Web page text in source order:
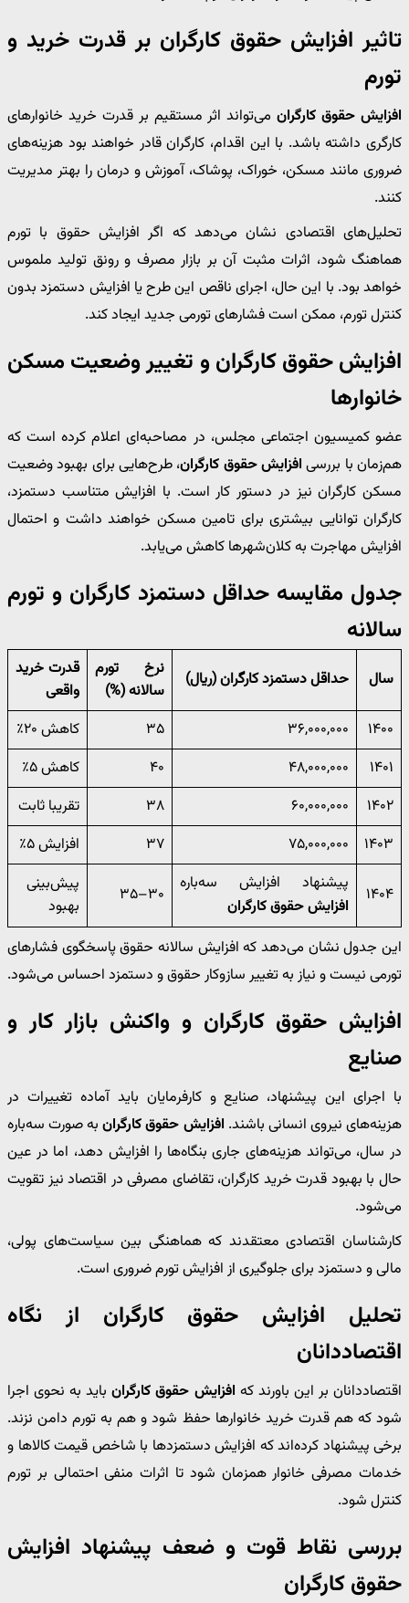
تاثیر افزایش حقوق کارگران بر قدرت خرید و
تورم
افزایش حقوق کارگرانمی‌تواند اثر مستقیم بر قدرت خرید خانوارهای
کارگری داشته باشد. با این اقدام، کارگران قادر خواهند بود هزینه‌های
ضروری مانند مسکن، خوراک، پوشاک، آموزش و درمان را بهتر مدیریت
کنند.
تحلیل‌های اقتصادی نشان می‌دهد که اگر افزایش حقوق با تورم
هماهنگ شود، اثرات مثبت آن بر بازار مصرف و رونق تولید ملموس
خواهد بود. با این حال، اجرای ناقص این طرح یا افزایش دستمزد بدون
کنترل تورم، ممکن است فشارهای تورمی جدید ایجاد کند.
افزایش حقوق کارگران و تغییر وضعیت مسکن
خانوارها
عضو کمیسیون اجتماعی مجلس، در مصاحبه‌ای اعلام کرده است که
هم‌زمان با بررسی افزایش حقوق کارگران، طرح‌هایی برای بهبود وضعیت
مسکن کارگران نیز در دستور کار است. با افزایش متناسب دستمزد،
کارگران توانایی بیشتری برای تامین مسکن خواهند داشت و احتمال
افزایش مهاجرت به کلان‌شهرها کاهش می‌یابد.
جدول مقایسه حداقل دستمزد کارگران و تورم
سالانه
سال حداقل دستمزد کارگران (ریال)
نرخ تورم
سالانه (%)
قدرت خرید
واقعی
۱۴۰۰
۳۶,۰۰۰,۰۰۰ ۳۵
کاهش ۲۰٪
۱۴۰۱
۴۸,۰۰۰,۰۰۰ ۴۰
کاهش ۵٪
۱۴۰۲
۶۰,۰۰۰,۰۰۰ ۳۸
تقریبا ثابت
۱۴۰۳
۷۵,۰۰۰,۰۰۰ ۳۷ افزایش ۵٪
۱۴۰۴
پیشنهاد افزایش سه‌باره
افزایش حقوق کارگران
۳۰–۳۵
پیش‌بینی
بهبود
این جدول نشان می‌دهد که افزایش سالانه حقوق پاسخگوی فشارهای
تورمی نیست و نیاز به تغییر سازوکار حقوق و دستمزد احساس می‌شود.
افزایش حقوق کارگران و واکنش بازار کار و
صنایع
با اجرای این پیشنهاد، صنایع و کارفرمایان باید آماده تغییرات در
هزینه‌های نیروی انسانی باشند. افزایش حقوق کارگرانبه صورت سه‌باره
در سال، می‌تواند هزینه‌های جاری بنگاه‌ها را افزایش دهد، اما در عین
حال با بهبود قدرت خرید کارگران، تقاضای مصرفی در اقتصاد نیز تقویت
می‌شود.
کارشناسان اقتصادی معتقدند که هماهنگی بین سیاست‌های پولی،
مالی و دستمزد برای جلوگیری از افزایش تورم ضروری است.
تحلیل افزایش حقوق کارگران از نگاه
اقتصاددانان
اقتصاددانان بر این باورند که افزایش حقوق کارگرانباید به نحوی اجرا
شود که هم قدرت خرید خانوارها حفظ شود و هم به تورم دامن نزند.
برخی پیشنهاد کرده‌اند که افزایش دستمزدها با شاخص قیمت کالاها و
خدمات مصرفی خانوار همزمان شود تا اثرات منفی احتمالی بر تورم
کنترل شود.
بررسی نقاط قوت و ضعف پیشنهاد افزایش
حقوق کارگران